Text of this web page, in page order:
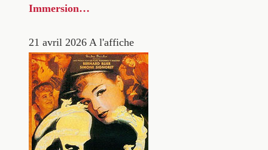
Immersion…
21 avril 2026 A l'affiche